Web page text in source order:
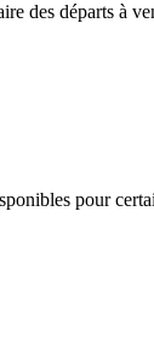
des départs à
pour